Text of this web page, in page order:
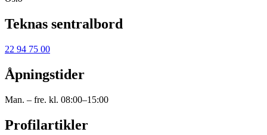
Teknas sentralbord
22 94 75 00
Åpningstider
Man. – fre. kl. 08:00–15:00
Profilartikler